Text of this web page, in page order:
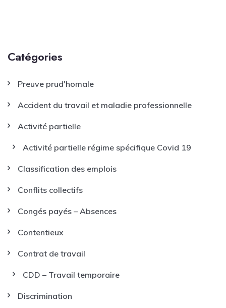
Catégories
Preuve prud'homale
Accident du travail et maladie professionnelle
Activité partielle
Activité partielle régime spécifique Covid 19
Classification des emplois
Conflits collectifs
Congés payés – Absences
Contentieux
Contrat de travail
CDD – Travail temporaire
Discrimination